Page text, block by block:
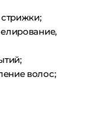
волос;